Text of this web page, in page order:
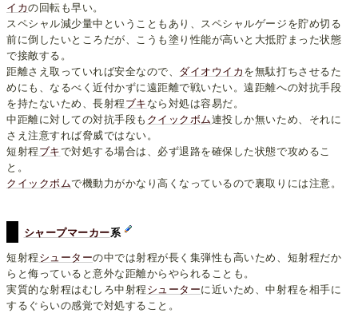
イカの回転も早い。
スペシャル減少量中ということもあり、スペシャルゲージを貯め切る
前に倒したいところだが、こうも塗り性能が高いと大抵貯まった状態
で接敵する。
距離さえ取っていれば安全なので、 ダイオウイカ を無駄打ちさせるた
めにも、なるべく近付かずに遠距離で戦いたい。遠距離への対抗手段
を持たないため、長射程 ブキ なら対処は容易だ。
中距離に対しての対抗手段も クイックボム連投しか無いため、それに
さえ注意すれば脅威ではない。
短射程 ブキで対処する場合は、必ず退路を確保した状態で攻めるこ
と。
クイックボムで機動力がかなり高くなっているので裏取りには注意。
シャープマーカー系
短射程 シューターの中では射程が長く集弾性も高いため、短射程だか
らと侮っていると意外な距離からやられることも。
実質的な射程はむしろ中射程 シューターに近いため、中射程を相手に
するぐらいの感覚で対処すること。